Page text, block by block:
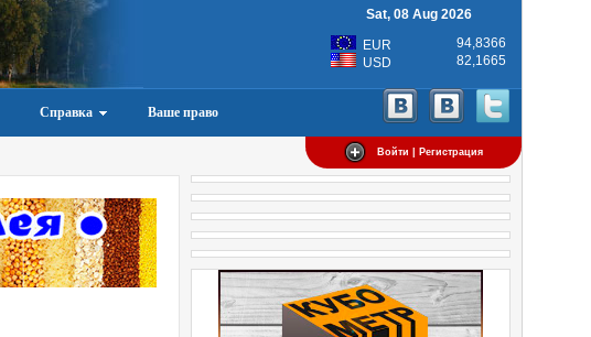
Sat, 08 Aug 2026
EUR
94,8366
USD
82,1665
Справка Ваше право
Войти | Регистрация